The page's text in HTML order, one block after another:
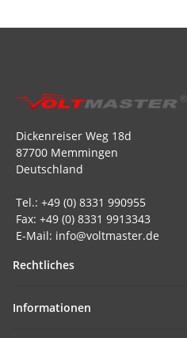
Dickenreiser Weg 18d
87700 Memmingen
Deutschland
Tel.: +49 (0) 8331 990955
Fax: +49 (0) 8331 9913343
E-Mail: info@voltmaster.de
Rechtliches
Informationen